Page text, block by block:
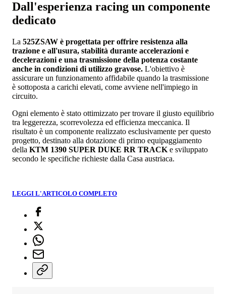
Dall'esperienza racing un componente
dedicato
La 525ZSAW è progettata per offrire resistenza alla
trazione e all'usura, stabilità durante accelerazioni e
decelerazioni e una trasmissione della potenza costante
anche in condizioni di utilizzo gravose. L'obiettivo è
assicurare un funzionamento affidabile quando la trasmissione
è sottoposta a carichi elevati, come avviene nell'impiego in
circuito.
Ogni elemento è stato ottimizzato per trovare il giusto equilibrio
tra leggerezza, scorrevolezza ed efficienza meccanica. Il
risultato è un componente realizzato esclusivamente per questo
progetto, destinato alla dotazione di primo equipaggiamento
della KTM 1390 SUPER DUKE RR TRACK e sviluppato
secondo le specifiche richieste dalla Casa austriaca.
LEGGI L'ARTICOLO COMPLETO